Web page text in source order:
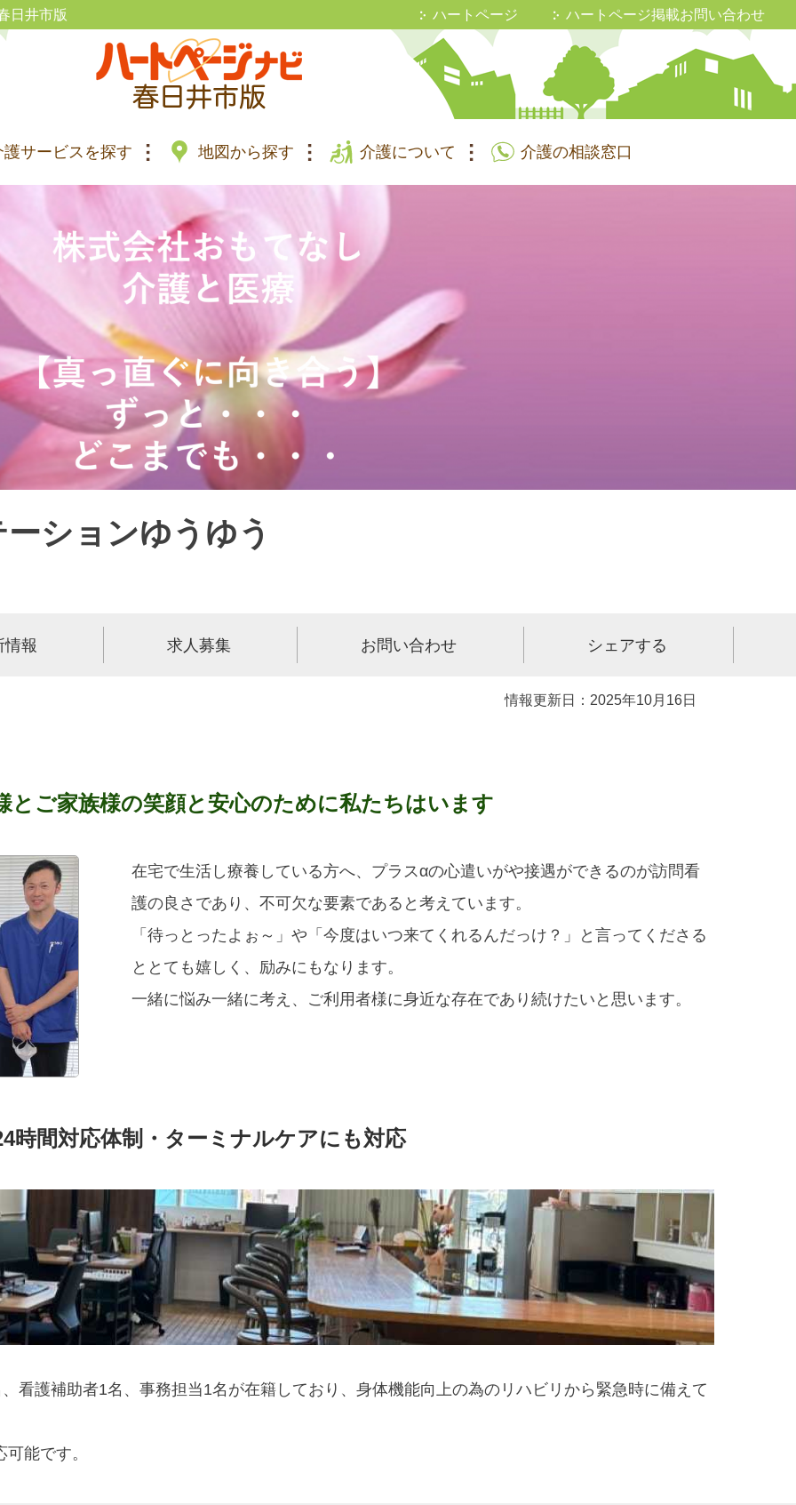
日井市版 ハートページ ハートページ掲載お問い合わせ
護サービスを探す 地図から探す 介護について 介護の相談窓口
ションゆうゆう
情報 求人募集 お問い合わせ シェアする
情報更新日：2025年10月16日
とご家族様の笑顔と安心のために私たちはいます
在宅で生活し療養している方へ、プラスαの心遣いがや接遇ができるのが訪問看
護の良さであり、不可欠な要素であると考えています。
「待っとったよぉ～」や「今度はいつ来てくれるんだっけ？」と言ってくださる
ととても嬉しく、励みにもなります。
一緒に悩み一緒に考え、ご利用者様に身近な存在であり続けたいと思います。
時間対応体制・ターミナルケアにも対応
看護補助者1名、事務担当1名が在籍しており、身体機能向上の為のリハビリから緊急時に備えて
能です。